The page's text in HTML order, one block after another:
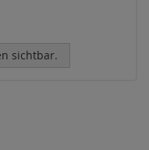
sichtbar.